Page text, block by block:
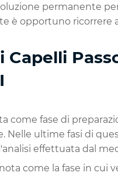
permanente
è opportuno ricorrere
Capelli
come fase di
Nelle ultime fasi di
effettuata dal
come la fase in cui